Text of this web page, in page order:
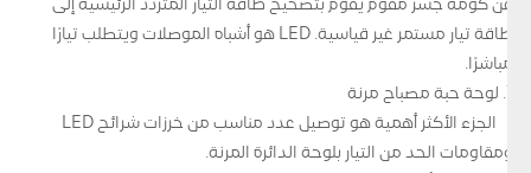
عن كومة جسر مقوم يقوم بتصحيح طاقة التيار المتردد الرئيسية إلى
طاقة تيار مستمر غير قياسية. LED هو أشباه الموصلات ويتطلب تيارًا
مباشرًا.
الجزء الأكثر أهمية هو توصيل عدد مناسب من خرزات شرائح LED
ومقاومات الحد من التيار بلوحة الدائرة المرنة.